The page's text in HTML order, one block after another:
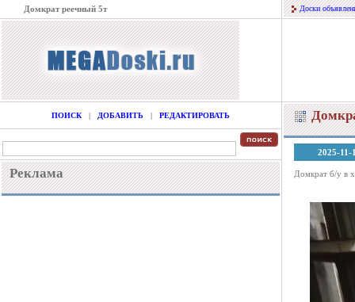
Домкрат реечный 5т Доски
ПОИСК | ДОБАВИТЬ | РЕДАКТИРОВАТЬ
Реклама
2025-11-
Домкрат б/у в